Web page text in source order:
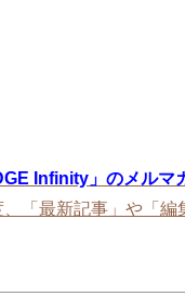
Infinity」のメルマ
「最新記事」や「編